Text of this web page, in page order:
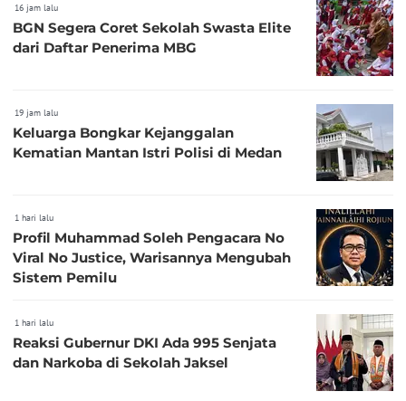
16 jam lalu
BGN Segera Coret Sekolah Swasta Elite
dari Daftar Penerima MBG
19 jam lalu
Keluarga Bongkar Kejanggalan
Kematian Mantan Istri Polisi di Medan
1 hari lalu
Profil Muhammad Soleh Pengacara No
Viral No Justice, Warisannya Mengubah
Sistem Pemilu
1 hari lalu
Reaksi Gubernur DKI Ada 995 Senjata
dan Narkoba di Sekolah Jaksel